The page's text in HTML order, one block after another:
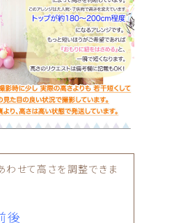
せて高さを調整できま
後